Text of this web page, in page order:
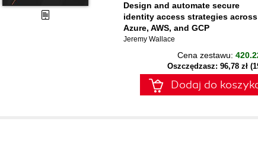
Design and automate secure
identity access strategies across
Azure, AWS, and GCP
Jeremy Wallace
Cena zestawu:
Oszczędzasz: 96,78 zł
Dodaj do